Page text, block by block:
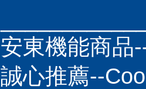
安東機能商品
誠心推薦--